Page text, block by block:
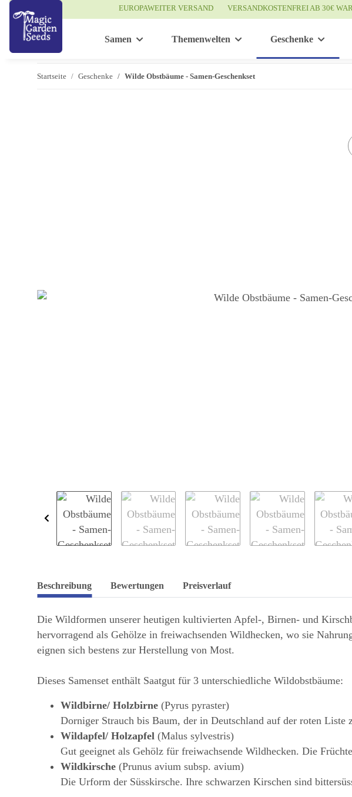
EUROPAWEITER VERSAND VERSANDKOSTENFREI AB 30€
Samen Themenwelten Geschenke
Startseite Geschenke Wilde Obstbäume - Samen-Geschenkset
Beschreibung Bewertungen Preisverlauf
Die Wildformen unserer heutigen kultivierten Apfel-, Birnen- und
hervorragend als Gehölze in freiwachsenden Wildhecken, wo sie
eignen sich bestens zur Herstellung von Most.
Dieses Samenset enthält Saatgut für 3 unterschiedliche Wildobstbäume:
Wildbirne/ Holzbirne (Pyrus pyraster)
Dorniger Strauch bis Baum, der in Deutschland auf der roten
Wildapfel/ Holzapfel (Malus sylvestris)
Gut geeignet als Gehölz für freiwachsende Wildhecken. Die
Wildkirsche (Prunus avium subsp. avium)
Die Urform der Süsskirsche. Ihre schwarzen Kirschen sind